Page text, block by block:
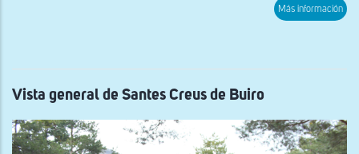
Más información
Vista general de Santes Creus de Buiro